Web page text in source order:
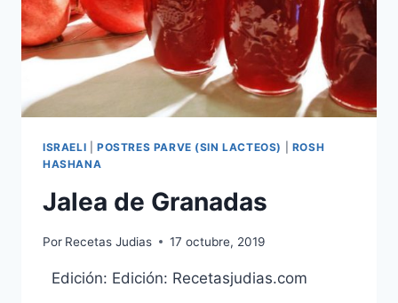
ISRAELI POSTRES PARVE (SIN LACTEOS)
ROSH
HASHANA
Jalea de Granadas
Por Recetas Judias 17 octubre, 2019
Edición: Edición: Recetasjudias.com